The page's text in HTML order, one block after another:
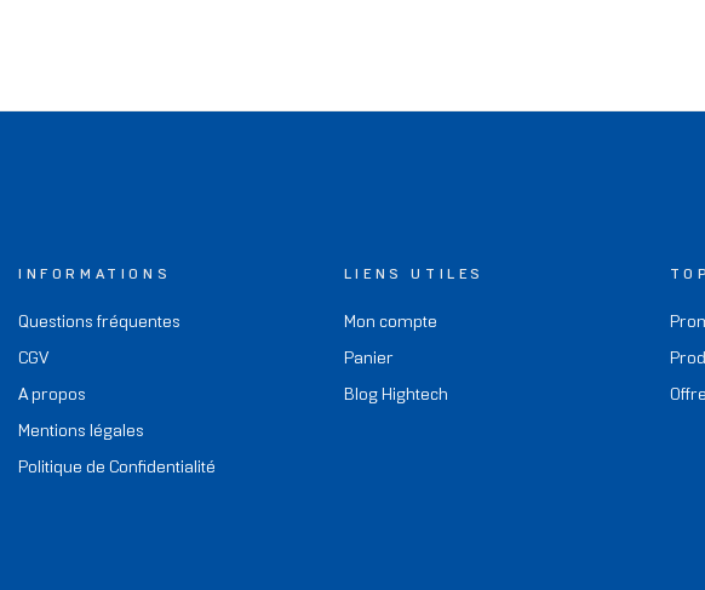
INFORMATIONS
Questions fréquentes
CGV
A propos
Mentions légales
Politique de Confidentialité
LIENS UTILES
Mon compte
Panier
Blog Hightech